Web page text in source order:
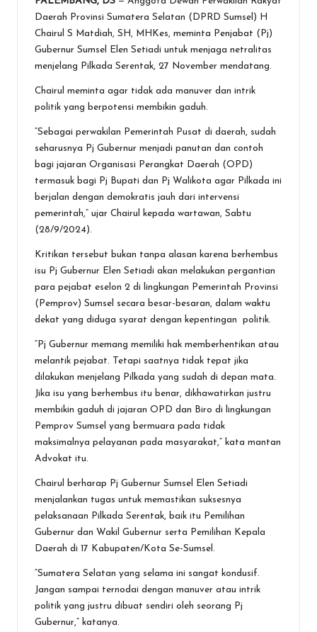
ce
b
o
k
tt
er
at
s
A
p
e
se
n
g
ai
l
t
ar
e
Daerah Provinsi Sumatera Selatan (DPRD Sumsel) H
Chairul S Matdiah, SH, MHKes, meminta Penjabat (Pj)
Gubernur Sumsel Elen Setiadi untuk menjaga netralitas
menjelang Pilkada Serentak, 27 November mendatang.
Chairul meminta agar tidak ada manuver dan intrik
politik yang berpotensi membikin gaduh.
“Sebagai perwakilan Pemerintah Pusat di daerah, sudah
seharusnya Pj Gubernur menjadi panutan dan contoh
bagi jajaran Organisasi Perangkat Daerah (OPD)
termasuk bagi Pj Bupati dan Pj Walikota agar Pilkada ini
berjalan dengan demokratis jauh dari intervensi
pemerintah,” ujar Chairul kepada wartawan, Sabtu
(28/9/2024).
Kritikan tersebut bukan tanpa alasan karena berhembus
isu Pj Gubernur Elen Setiadi akan melakukan pergantian
para pejabat eselon 2 di lingkungan Pemerintah Provinsi
(Pemprov) Sumsel secara besar-besaran, dalam waktu
dekat yang diduga syarat dengan kepentingan politik.
“Pj Gubernur memang memiliki hak memberhentikan atau
melantik pejabat. Tetapi saatnya tidak tepat jika
dilakukan menjelang Pilkada yang sudah di depan mata.
Jika isu yang berhembus itu benar, dikhawatirkan justru
membikin gaduh di jajaran OPD dan Biro di lingkungan
Pemprov Sumsel yang bermuara pada tidak
maksimalnya pelayanan pada masyarakat,” kata mantan
Advokat itu.
Chairul berharap Pj Gubernur Sumsel Elen Setiadi
menjalankan tugas untuk memastikan suksesnya
pelaksanaan Pilkada Serentak, baik itu Pemilihan
Gubernur dan Wakil Gubernur serta Pemilihan Kepala
Daerah di 17 Kabupaten/Kota Se-Sumsel.
“Sumatera Selatan yang selama ini sangat kondusif.
Jangan sampai ternodai dengan manuver atau intrik
politik yang justru dibuat sendiri oleh seorang Pj
Gubernur,” katanya.